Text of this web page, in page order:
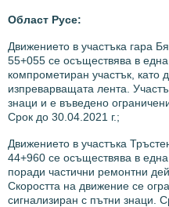
Област Русе:
Движението в участъка гара
55+055 се осъществява в
компрометиран участък, като
изпреварващата лента.
знаци и е въведено
Срок до 30.04.2021 г.;
Движението в участъка
44+960 се осъществява в
поради частични ремонтни
Скоростта на движение се
сигнализиран с пътни знаци.